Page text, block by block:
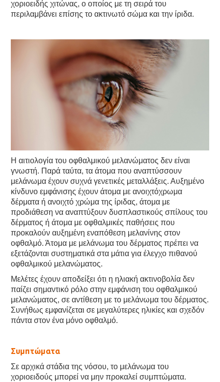
χοριοειδής χιτώνας, ο οποίος με τη σειρά του
περιλαμβάνει επίσης το ακτινωτό σώμα και την ίριδα.
Η αιτιολογία του οφθαλμικού μελανώματος δεν είναι
γνωστή. Παρά ταύτα, τα άτομα που αναπτύσσουν
μελάνωμα έχουν συχνά γενετικές μεταλλάξεις. Αυξημένο
κίνδυνο εμφάνισης έχουν άτομα με ανοιχτόχρωμα
δέρματα ή ανοιχτό χρώμα της ίριδας, άτομα με
προδιάθεση να αναπτύξουν δυσπλαστικούς σπίλους του
δέρματος ή άτομα με οφθαλμικές παθήσεις που
προκαλούν αυξημένη εναπόθεση μελανίνης στον
οφθαλμό. Άτομα με μελάνωμα του δέρματος πρέπει να
εξετάζονται συστηματικά στα μάτια για έλεγχο πιθανού
οφθαλμικού μελανώματος.
Μελέτες έχουν αποδείξει ότι η ηλιακή ακτινοβολία δεν
παίζει σημαντικό ρόλο στην εμφάνιση του οφθαλμικού
μελανώματος, σε αντίθεση με το μελάνωμα του δέρματος.
Συνήθως εμφανίζεται σε μεγαλύτερες ηλικίες και σχεδόν
πάντα στον ένα μόνο οφθαλμό.
Συμπτώματα
Σε αρχικά στάδια της νόσου, το μελάνωμα του
χοριοειδούς μπορεί να μην προκαλεί συμπτώματα.